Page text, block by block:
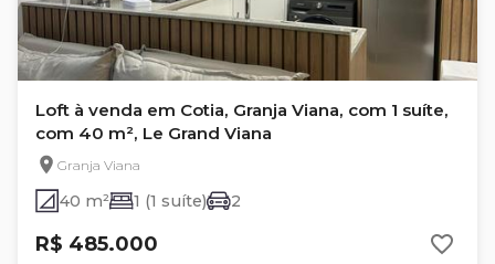
Loft à venda em Cotia, Granja Viana, com 1 suíte,
com 40 m², Le Grand Viana
Granja Viana
40 m² 1 (1 suíte) 2
R$ 485.000